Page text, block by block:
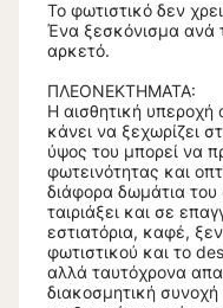
Το φωτιστικό δεν
Ένα ξεσκόνισμα ανά
αρκετό.
ΠΛΕΟΝΕΚΤΗΜΑΤΑ:
Η αισθητική υπεροχή
κάνει να ξεχωρίζει
ύψος του μπορεί να
φωτεινότητας και
διάφορα δωμάτια του
ταιριάξει και σε
εστιατόρια, καφέ,
φωτιστικού και το
αλλά ταυτόχρονα
διακοσμητική